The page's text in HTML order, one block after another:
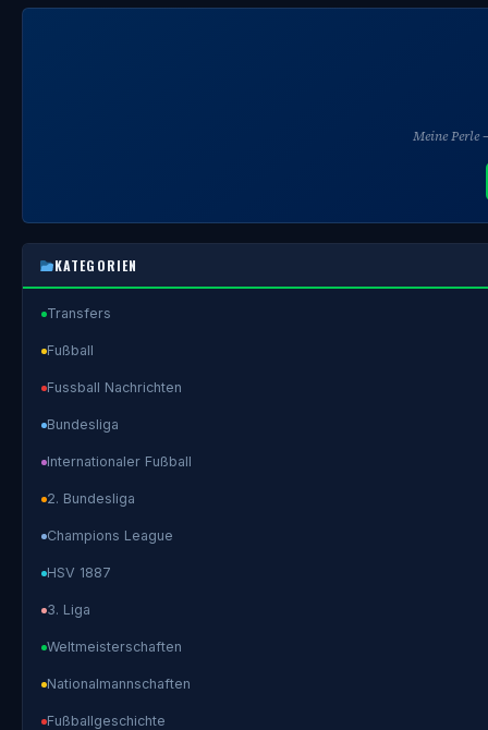
Meine Perle
KATEGORIEN
Transfers
Fußball
Fussball Nachrichten
Bundesliga
Internationaler Fußball
2. Bundesliga
Champions League
HSV 1887
3. Liga
Weltmeisterschaften
Nationalmannschaften
Fußballgeschichte